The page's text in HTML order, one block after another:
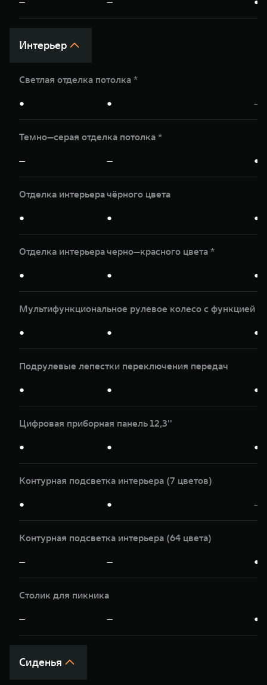
Интерьер
Светлая отделка потолка *
● ● —
Темно—серая отделка потолка *
— — ●
Отделка интерьера чёрного цвета
● ● ●
Отделка интерьера чeрно—красного цвета *
● ● ●
Мультифункциональное рулевое колесо с функцией
● ● ●
Подрулевые лепестки переключения передач
● ● ●
Цифровая приборная панель 12,3''
● ● ●
Контурная подсветка интерьера (7 цветов)
● ● —
Контурная подсветка интерьера (64 цвета)
— — ●
Столик для пикника
— — ●
Сиденья